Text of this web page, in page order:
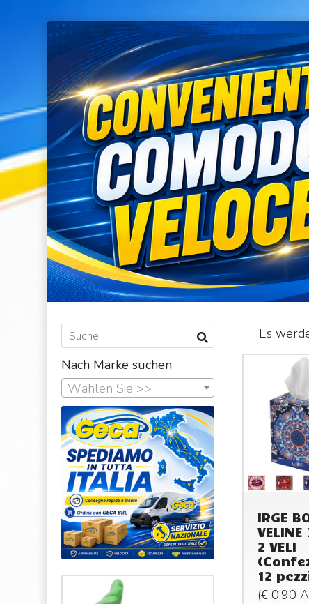
Es
IRGE
VELINE
2 VELI
12
(€ 0,90
Nach Marke suchen
Wählen Sie >>